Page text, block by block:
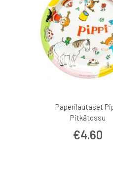
Paperilautaset
Pitkätossu
€4.60